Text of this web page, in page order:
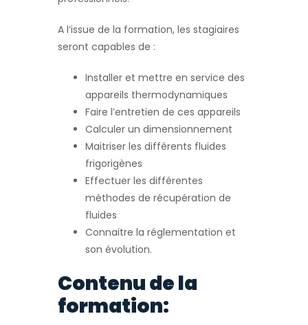
A l’issue de la formation, les stagiaires
seront capables de :
Installer et mettre en service des
appareils thermodynamiques
Faire l’entretien de ces appareils
Calculer un dimensionnement
Maitriser les différents fluides
frigorigènes
Effectuer les différentes
méthodes de récupération de
fluides
Connaitre la réglementation et
son évolution.
Contenu de la
formation: